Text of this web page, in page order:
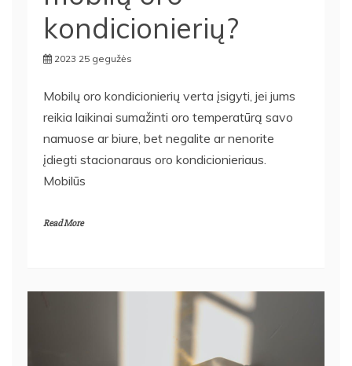
kondicionierių?
2023 25 gegužės
Mobilų oro kondicionierių verta įsigyti, jei jums
reikia laikinai sumažinti oro temperatūrą savo
namuose ar biure, bet negalite ar nenorite
įdiegti stacionaraus oro kondicionieriaus.
Mobilūs
Read More